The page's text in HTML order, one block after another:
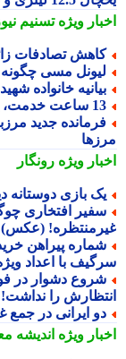
ویژهتسنیم نیوز
تصادفات زائران
مسی چگونه
خانواده شهید
خدمت، یک دل عاشق
جدید
ویژهرونگار
بازی دوستانه
افتخاری
(عکس)
پیراهن
با اعداد ویژه
دشوار در
را نداشت!
ایرانی در جمع غول
ویژهاندیشه